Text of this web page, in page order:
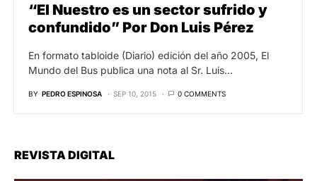
“El Nuestro es un sector sufrido y
confundido” Por Don Luis Pérez
En formato tabloide (Diario) edición del año 2005, El
Mundo del Bus publica una nota al Sr. Luis…
BY PEDRO ESPINOSA SEP 10, 2015 0 COMMENTS
REVISTA DIGITAL